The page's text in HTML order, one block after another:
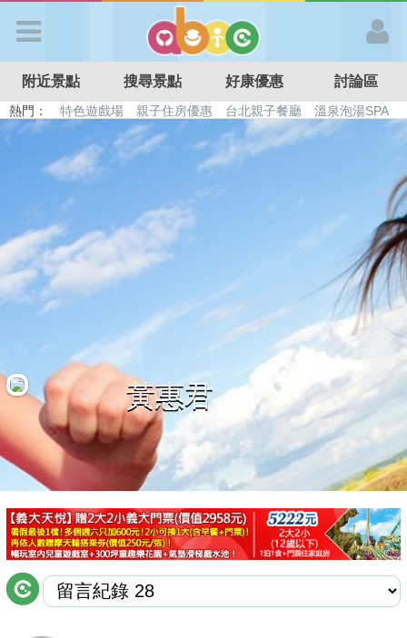
APP登入
首 頁
搜尋景點
好康優惠
最新留言
商家合作
推薦景點
討論區
聯絡我們
附近景點 搜尋景點 好康優惠 討論區
熱門： 特色遊戲場 親子住房優惠 台北親子餐廳
溫泉泡湯SPA
溜滑梯民宿
觀光工廠 日本親子景點
黃惠君